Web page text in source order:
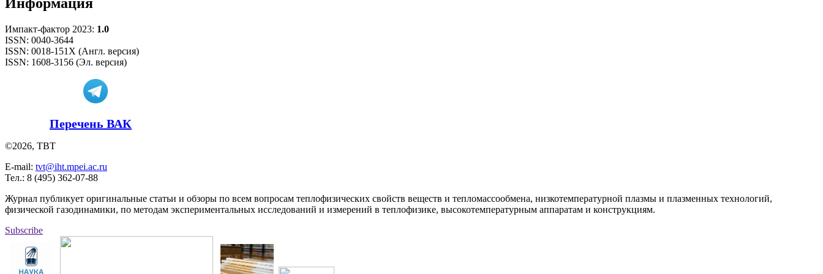
Информация
Импакт-фактор 2023: 1.0
ISSN: 0040-3644
ISSN: 0018-151X (Англ. версия)
ISSN: 1608-3156 (Эл. версия)
Перечень ВАК
©2026, ТВТ
E-mail: tvt@iht.mpei.ac.ru
Тел.: 8 (495) 362-07-88
Журнал публикует оригинальные статьи и обзоры по всем вопросам теплофизических свойств веществ и тепломассообмена, низкотемпературной плазмы и плазменных технологий,
физической газодинамики, по методам экспериментальных исследований и измерений в теплофизике, высокотемпературным аппаратам и конструкциям.
Subscribe